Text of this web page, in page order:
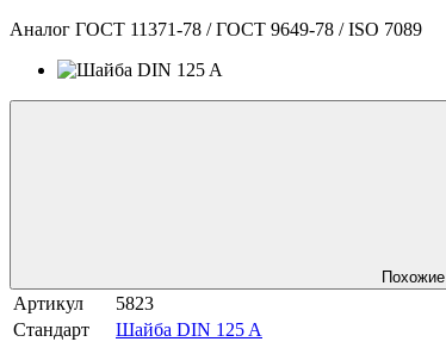
Аналог ГОСТ 11371-78 / ГОСТ 9649-78 / ISO 7089
Похожие
Артикул
5823
Стандарт
Шайба DIN 125 A